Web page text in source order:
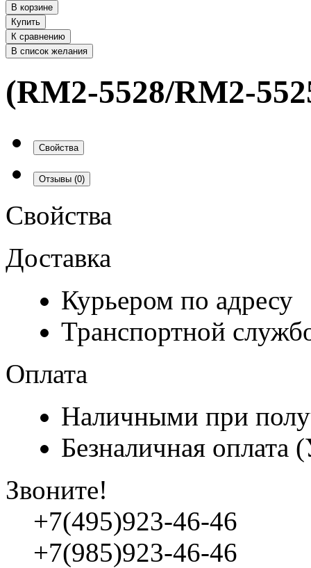
В корзине
Купить
К сравнению
В список желания
(RM2-5528/RM2-
Свойства
Отзывы (0)
Свойства
Доставка
Курьером по адресу
Транспортной
Оплата
Наличными при
Безналичная
Звоните!
+7(495)923-46-46
+7(985)923-46-46